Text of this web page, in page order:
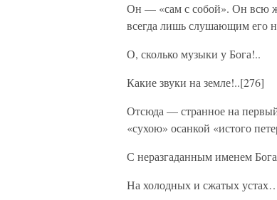
Он — «сам с собой». Он всю
всегда лишь слушающим его
О, сколько музыки у Бога!..
Какие звуки на земле!..[276]
Отсюда — странное на первый
«сухою» осанкой «истого
С неразгаданным именем Бога
На холодных и сжатых